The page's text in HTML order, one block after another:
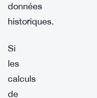
données
historiques.
Si
les
calculs
de